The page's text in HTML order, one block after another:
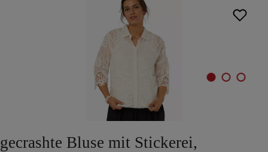
gecrashte Bluse mit Stickerei,